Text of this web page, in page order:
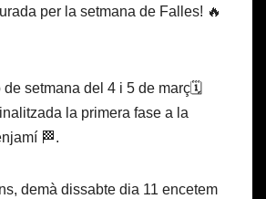
per la setmana de Falles! 🔥
de setmana del 4 i 5 de març🗓️
la primera fase a la
🏁.
demà dissabte dia 11 encetem